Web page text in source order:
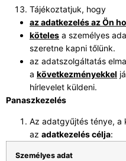
Tájékoztatjuk, hogy
az adatkezelés az Ön
köteles a személyes
szeretne kapni tőlünk.
az adatszolgáltatás
a következményekkel
hírlevelet küldeni.
Panaszkezelés
Az adatgyűjtés ténye, a
az adatkezelés célja:
Személyes adat